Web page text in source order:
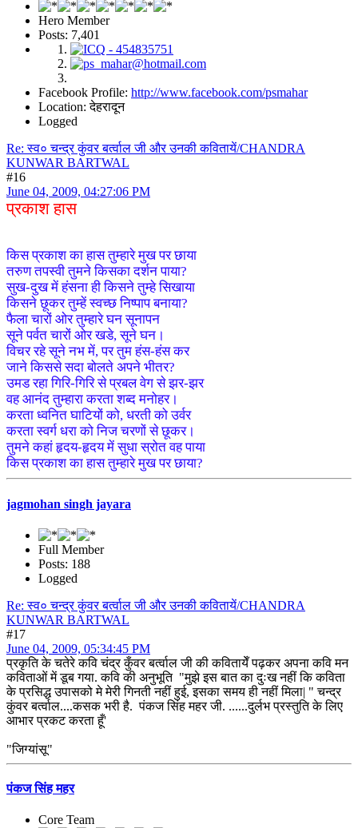
Hero Member
Posts: 7,401
Facebook Profile: http://www.facebook.com/psmahar
Location: देहरादून
Logged
Re: स्व० चन्द्र कुंवर बर्त्वाल जी और उनकी कवितायें/CHANDRA
KUNWAR BARTWAL
#16
June 04, 2009, 04:27:06 PM
प्रकाश हास
किस प्रकाश का हास तुम्हारे मुख पर छाया
तरुण तपस्वी तुमने किसका दर्शन पाया?
सुख-दुख में हंसना ही किसने तुम्हे सिखाया
किसने छूकर तुम्हें स्वच्छ निष्पाप बनाया?
फैला चारों ओर तुम्हारे घन सूनापन
सूने पर्वत चारों ओर खडे, सूने घन।
विचर रहे सूने नभ में, पर तुम हंस-हंस कर
जाने किससे सदा बोलते अपने भीतर?
उमड रहा गिरि-गिरि से प्रबल वेग से झर-झर
वह आनंद तुम्हारा करता शब्द मनोहर।
करता ध्वनित घाटियों को, धरती को उर्वर
करता स्वर्ग धरा को निज चरणों से छूकर।
तुमने कहां हृदय-हृदय में सुधा स्रोत वह पाया
किस प्रकाश का हास तुम्हारे मुख पर छाया?
jagmohan singh jayara
Full Member
Posts: 188
Logged
Re: स्व० चन्द्र कुंवर बर्त्वाल जी और उनकी कवितायें/CHANDRA
KUNWAR BARTWAL
#17
June 04, 2009, 05:34:45 PM
प्रकृति के चतेरे कवि चंद्र कुँवर बर्त्वाल जी की कवितायेँ पढ़कर अपना कवि मन
कविताओं में डूब गया. कवि की अनुभूति "मुझे इस बात का दुःख नहीं कि कविता
के प्रसिद्ध उपासको मे मेरी गिनती नहीं हुई, इसका समय ही नहीं मिला| " चन्द्र
कुंवर बर्त्वाल....कसक भरी है. पंकज सिंह महर जी. ......दुर्लभ प्रस्तुति के लिए
आभार प्रकट करता हूँ'
"जिग्यांसू"
पंकज सिंह महर
Core Team